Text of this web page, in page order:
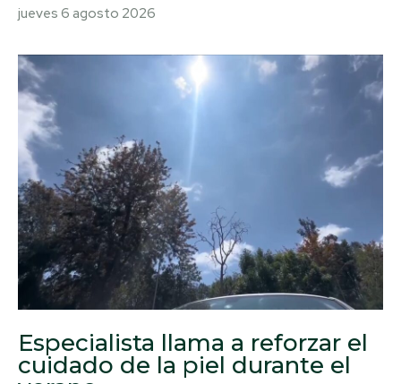
jueves 6 agosto 2026
Especialista llama a reforzar el
cuidado de la piel durante el